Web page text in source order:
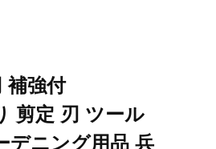
補強付
剪定 刃 ツール
デニング用品 兵